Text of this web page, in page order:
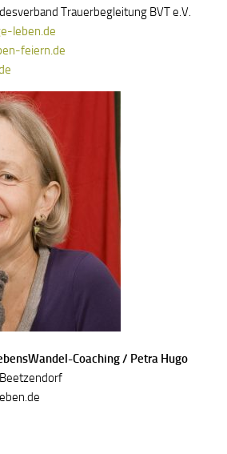
Trauerbegleitung BVT e.V.
leben.de
feiern.de
Coaching / Petra Hugo